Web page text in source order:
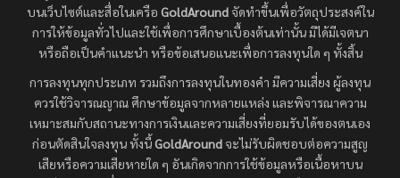
บนเว็บไซต์และสื่อในเครือ GoldAroundจัดทำขึ้นเพื่อวัตถุประสงค์ใน
การให้ข้อมูลทั่วไปและใช้เพื่อการศึกษาเบื้องต้นเท่านั้น มิได้มีเจตนา
หรือถือเป็นคำแนะนำ หรือข้อเสนอแนะเพื่อการลงทุนใด ๆ ทั้งสิ้น
การลงทุนทุกประเภท รวมถึงการลงทุนในทองคำ มีความเสี่ยง ผู้ลงทุน
ควรใช้วิจารณญาณ ศึกษาข้อมูลจากหลายแหล่ง และพิจารณาความ
เหมาะสมกับสถานะทางการเงินและความเสี่ยงที่ยอมรับได้ของตนเอง
ก่อนตัดสินใจลงทุน ทั้งนี้GoldAround จะไม่รับผิดชอบต่อความสูญ
เสียหรือความเสียหายใด ๆ อันเกิดจากการใช้ข้อมูลหรือเนื้อหาบน